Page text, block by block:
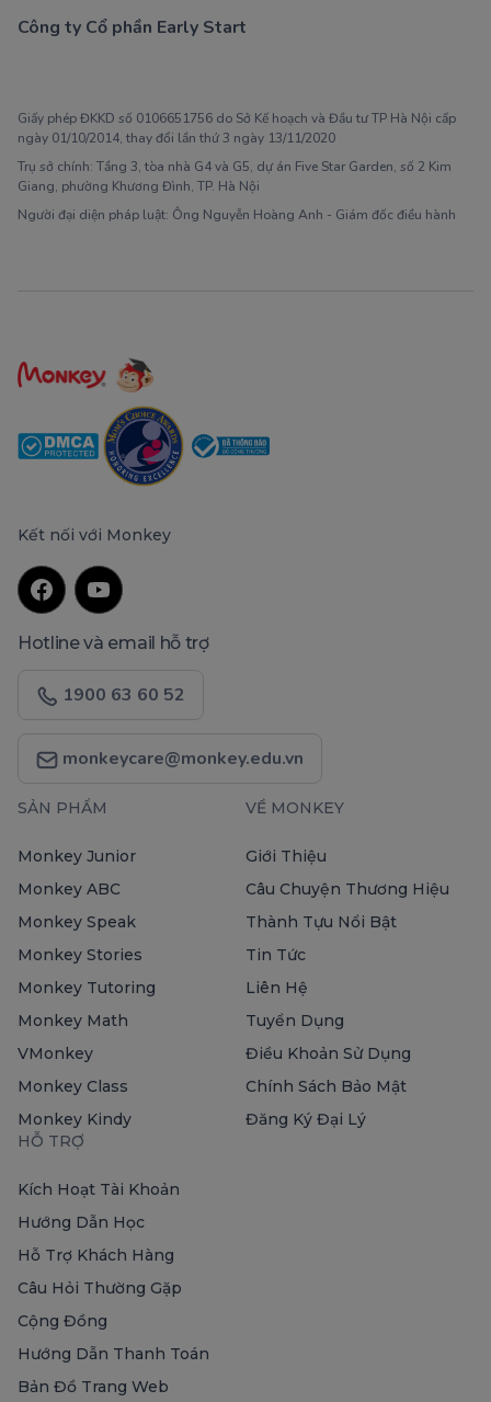
Công ty Cổ phần Early Start
Giấy phép ĐKKD số 0106651756 do Sở Kế hoạch và Đầu tư TP Hà Nội cấp
ngày 01/10/2014, thay đổi lần thứ 3 ngày 13/11/2020
Trụ sở chính: Tầng 3, tòa nhà G4 và G5, dự án Five Star Garden, số 2 Kim
Giang, phường Khương Đình, TP. Hà Nội
Người đại diện pháp luật: Ông Nguyễn Hoàng Anh - Giám đốc điều hành
Kết nối với Monkey
Hotline và email hỗ trợ
1900 63 60 52
monkeycare@monkey.edu.vn
SẢN PHẨM
Monkey Junior
Monkey ABC
Monkey Speak
Monkey Stories
Monkey Tutoring
Monkey Math
VMonkey
Monkey Class
Monkey Kindy
VỀ MONKEY
Giới Thiệu
Câu Chuyện Thương Hiệu
Thành Tựu Nổi Bật
Tin Tức
Liên Hệ
Tuyển Dụng
Điều Khoản Sử Dụng
Chính Sách Bảo Mật
Đăng Ký Đại Lý
HỖ TRỢ
Kích Hoạt Tài Khoản
Hướng Dẫn Học
Hỗ Trợ Khách Hàng
Câu Hỏi Thường Gặp
Cộng Đồng
Hướng Dẫn Thanh Toán
Bản Đồ Trang Web